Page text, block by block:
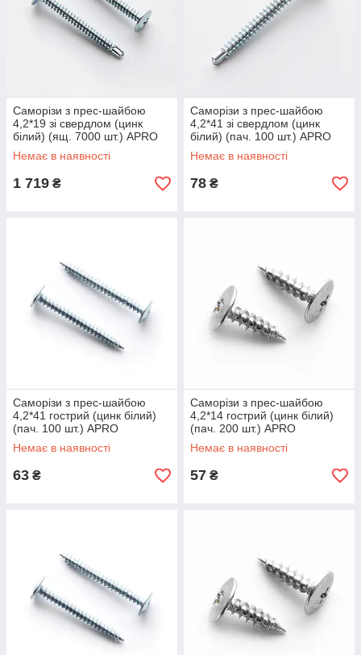
Саморізи з прес-шайбою
4,2*19 зі свердлом (цинк
білий) (ящ. 7000 шт.) APRO
Немає в наявності
1 719 ₴
Саморізи з прес-шайбою
4,2*41 зі свердлом (цинк
білий) (пач. 100 шт.) APRO
Немає в наявності
78 ₴
Саморізи з прес-шайбою
4,2*41 гострий (цинк білий)
(пач. 100 шт.) APRO
Немає в наявності
63 ₴
Саморізи з прес-шайбою
4,2*14 гострий (цинк білий)
(пач. 200 шт.) APRO
Немає в наявності
57 ₴